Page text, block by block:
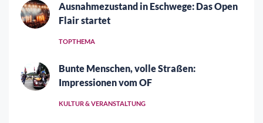
Ausnahmezustand in Eschwege: Das Open
Flair startet
TOPTHEMA
Bunte Menschen, volle Straßen:
Impressionen vom OF
KULTUR & VERANSTALTUNG